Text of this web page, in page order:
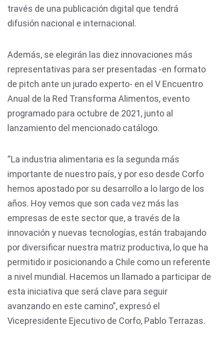
través de una publicación digital que tendrá
difusión nacional e internacional.
Además, se elegirán las diez innovaciones más
representativas para ser presentadas -en formato
de pitch ante un jurado experto- en el V Encuentro
Anual de la Red Transforma Alimentos, evento
programado para octubre de 2021, junto al
lanzamiento del mencionado catálogo.
“La industria alimentaria es la segunda más
importante de nuestro país, y por eso desde Corfo
hemos apostado por su desarrollo a lo largo de los
años. Hoy vemos que son cada vez más las
empresas de este sector que, a través de la
innovación y nuevas tecnologías, están trabajando
por diversificar nuestra matriz productiva, lo que ha
permitido ir posicionando a Chile como un referente
a nivel mundial. Hacemos un llamado a participar de
esta iniciativa que será clave para seguir
avanzando en este camino”, expresó el
Vicepresidente Ejecutivo de Corfo, Pablo Terrazas.